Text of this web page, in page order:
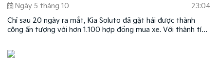
Ngày 5 tháng 10
23:04
Chỉ sau 20 ngày ra mắt, Kia Soluto đã gặt hái được thành
công ấn tượng với hơn 1.100 hợp đồng mua xe. Với thành tích
lọt vào top những mẫu xe bán chạy nhất của KIA trong tháng
9.